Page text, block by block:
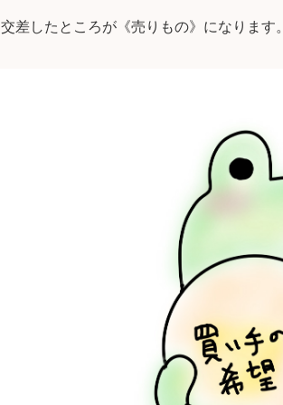
交差したところが《売りもの》 になります